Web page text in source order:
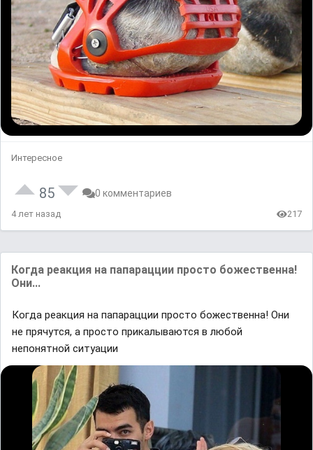
Интересное
85 0 комментариев
4 лет назад 217
Когда реакция на папарацции просто божественна!
Они...
Когда реакция на папарацции просто божественна! Они
не прячутся, а просто прикалываются в любой
непонятной ситуации